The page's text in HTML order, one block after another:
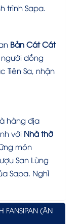
trình Sapa.
Bản Cát Cát
đồng
Tiên Sa, nhận
hàng địa
với Nhà thờ
món
San Lùng
Sapa. Nghỉ
FANSIPAN (ĂN